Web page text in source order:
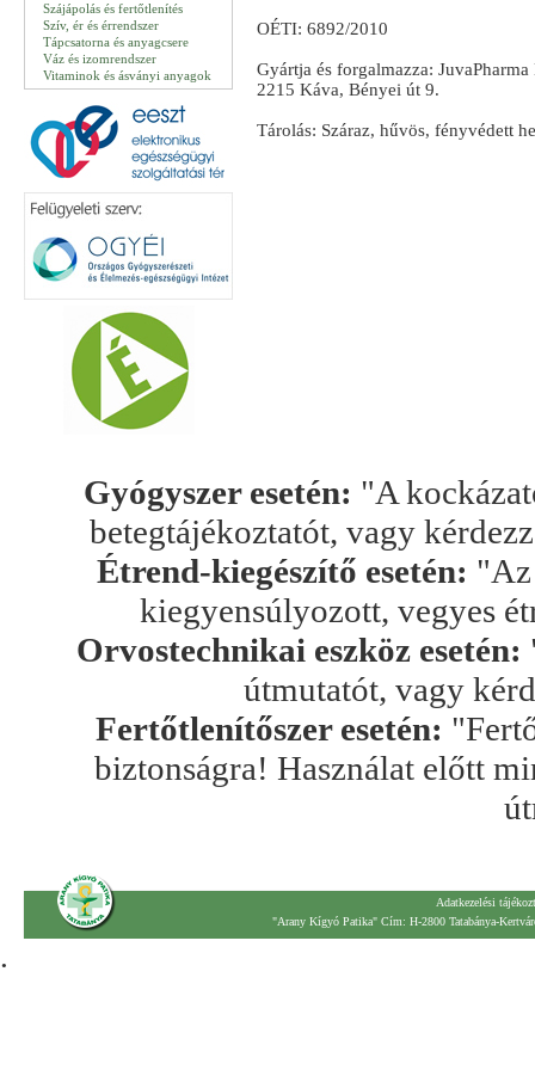
Szájápolás és fertőtlenítés
Szív, ér és érrendszer
Tápcsatorna és anyagcsere
Váz és izomrendszer
Vitaminok és ásványi anyagok
OÉTI: 6892/2010
Gyártja és forgalmazza:
2215 Káva, Bényei út 9.
Tárolás: Száraz, hűvös, fényvédett
Gyógyszer esetén: "A
betegtájékoztatót, vagy
Étrend-kiegészítő esetén: "Az
kiegyensúlyozott, vegyes
Orvostechnikai eszköz esetén:
útmutatót, vagy
Fertőtlenítőszer esetén:
biztonságra! Használat előtt
Adatkezelési
"Arany Kígyó Patika" Cím: H-2800 Tatabánya-
.